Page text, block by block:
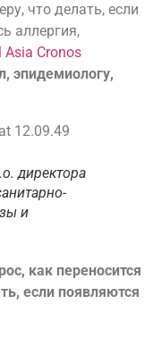
что делать, если
аллергия,
Asia Cronos
эпидемиологу,
директора
и
как переносится
если появляются